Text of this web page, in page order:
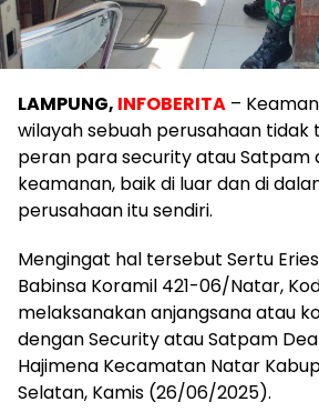
LAMPUNG, INFOBERITA –
wilayah sebuah perusahaan tidak
peran para security atau Satpam
keamanan, baik di luar dan di
perusahaan itu sendiri.
Mengingat hal tersebut Sertu
Babinsa Koramil 421-06/Natar,
melaksanakan anjangsana atau
dengan Security atau Satpam
Hajimena Kecamatan Natar
Selatan, Kamis (26/06/2025).